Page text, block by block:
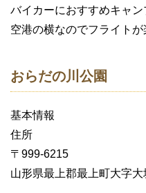
バイカーにおすすめキャン
空港の横なのでフライトが
おらだの川公園
基本情報
住所
〒999-6215
山形県最上郡最上町大字大